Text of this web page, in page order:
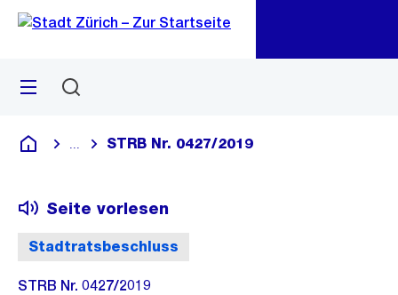
Navigation
Sprunglink
Menü
Deutsch
Blende alle Breadcrumbs ein
STRB Nr. 0427/2019
Stadtratsbeschluss
Seite vorlesen
STRB Nr. 0427/2019